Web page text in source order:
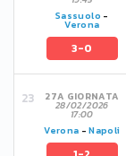
Sassuolo -
Verona
3-0
27A GIORNATA
28/02/2026
17:00
Verona -Napoli